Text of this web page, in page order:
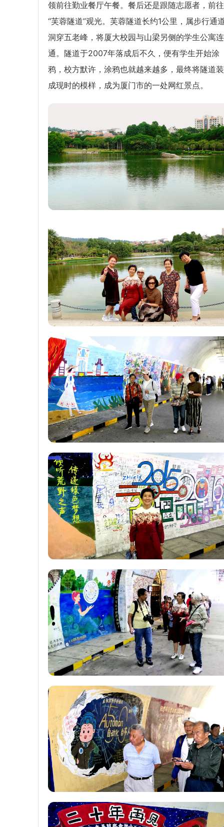
领前往勤业餐厅午餐。餐后还是跟随志愿者，前往
“芙蓉隧道”观光。芙蓉隧道长约1公里，属步行通
洞穿五老峰，将厦大校园与山梁另侧的学生公寓连
通。隧道于2007年落成后不久，便有学生开始涂
鸦，校方默许，涂鸦也就越来越多，最终将隧道
成现时的模样，成为厦门市的一处网红景点。